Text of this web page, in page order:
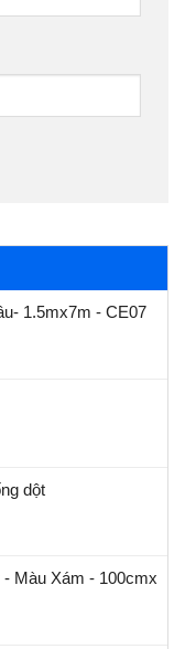
1.5mx7m - CE07
dột
Màu Xám - 100cmx